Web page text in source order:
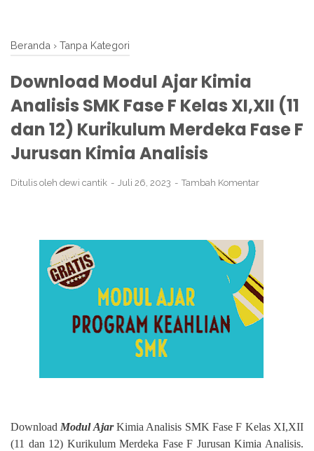
Beranda › Tanpa Kategori
Download Modul Ajar Kimia
Analisis SMK Fase F Kelas XI,XII (11
dan 12) Kurikulum Merdeka Fase F
Jurusan Kimia Analisis
Ditulis oleh dewi cantik Juli 26, 2023 Tambah Komentar
DownloadModul AjarKimia Analisis SMK Fase F Kelas XI,XII
(11 dan 12) Kurikulum Merdeka Fase F Jurusan Kimia Analisis.